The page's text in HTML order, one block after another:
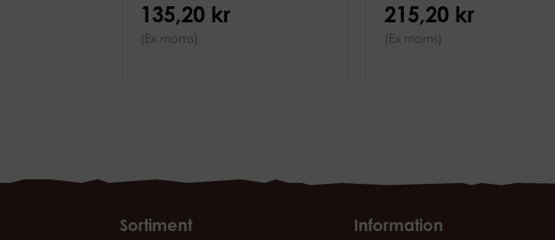
135,20 kr
(Ex moms)
215,20 kr
(Ex moms)
Sortiment Information